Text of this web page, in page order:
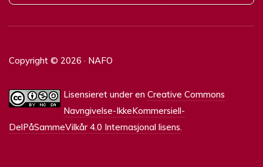
Copyright © 2026 · NAFO
Lisensieret under en Creative Commons
Navngivelse-IkkeKommersiell-
DelPåSammeVilkår 4.0 Internasjonal lisens.